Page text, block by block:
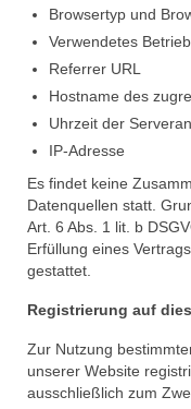
Browsertyp und
Verwendetes
Referrer URL
Hostname des
Uhrzeit der
IP-Adresse
Es findet keine
Datenquellen statt.
Art. 6 Abs. 1 lit. b
Erfüllung eines
gestattet.
Registrierung auf
Zur Nutzung
unserer Website
ausschließlich zum